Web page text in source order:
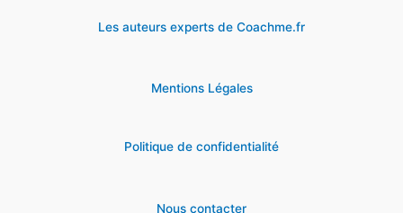
Les auteurs experts de Coachme.fr
Mentions Légales
Politique de confidentialité
Nous contacter